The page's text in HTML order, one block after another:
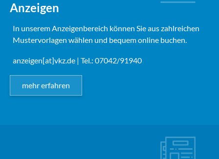
Anzeigen
In unserem Anzeigenbereich können Sie aus zahlreichen
Mustervorlagen wählen und bequem online buchen.
anzeigen[at]vkz.de | Tel.: 07042/91940
mehr erfahren